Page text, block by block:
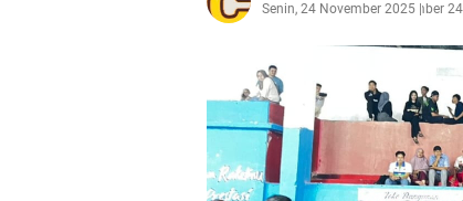
Senin, 24 November 2025November